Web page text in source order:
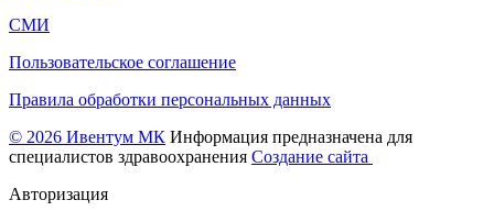
СМИ
Пользовательское соглашение
Правила обработки персональных данных
© 2026 Ивентум МК Информация предназначена для
специалистов здравоохранения Создание сайта
Авторизация